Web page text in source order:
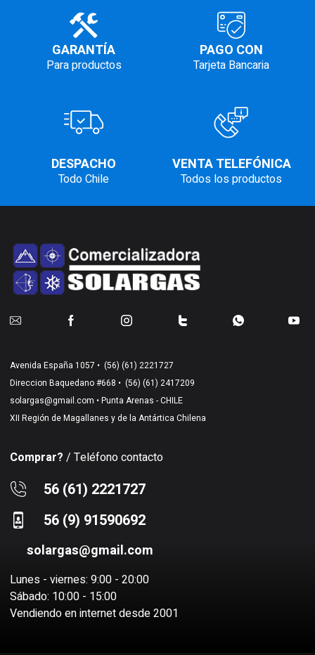
GARANTÍA
Para productos
PAGO CON
Tarjeta Bancaria
DESPACHO
Todo Chile
VENTA TELEFÓNICA
Todos los productos
Avenida España 1057 • (56) (61) 2221727
Direccion Baquedano #668 • (56) (61) 2417209
solargas@gmail.com • Punta Arenas - CHILE
XII Región de Magallanes y de la Antártica Chilena
Comprar? / Teléfono contacto
56 (61) 2221727
56 (9) 91590692
solargas@gmail.com
Lunes - viernes: 9:00 - 20:00
Sábado: 10:00 - 15:00
Vendiendo en internet desde 2001